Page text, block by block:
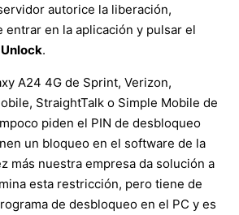
autorice la liberación,
entrar en la aplicación y pulsar el
.
A24 4G de Sprint, Verizon,
StraightTalk o Simple Mobile de
piden el PIN de desbloqueo
un bloqueo en el software de la
más nuestra empresa da solución a
esta restricción, pero tiene de
de desbloqueo en el PC y es